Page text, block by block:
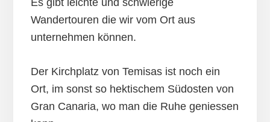
Es gibt leichte und schwierige
Wandertouren die wir vom Ort aus
unternehmen können.
Der Kirchplatz von Temisas ist noch ein
Ort, im sonst so hektischem Südosten von
Gran Canaria, wo man die Ruhe geniessen